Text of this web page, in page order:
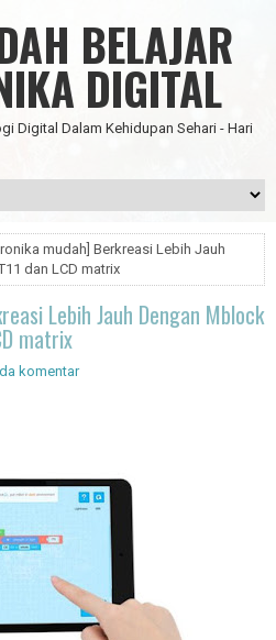
BELAJAR
DIGITAL
Digital Dalam Kehidupan Sehari - Hari
mudah] Berkreasi Lebih Jauh
dan LCD matrix
Lebih Jauh Dengan Mblock
matrix
komentar